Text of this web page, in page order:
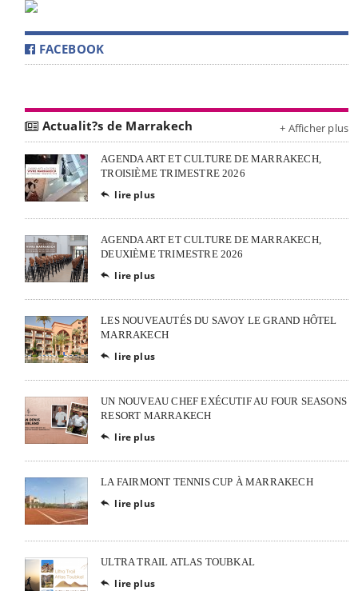
FACEBOOK
Actualit?s de Marrakech + Afficher plus
AGENDA ART ET CULTURE DE MARRAKECH,
TROISIÈME TRIMESTRE 2026
 lire plus
AGENDA ART ET CULTURE DE MARRAKECH,
DEUXIÈME TRIMESTRE 2026
 lire plus
LES NOUVEAUTÉS DU SAVOY LE GRAND HÔTEL
MARRAKECH
 lire plus
UN NOUVEAU CHEF EXÉCUTIF AU FOUR SEASONS
RESORT MARRAKECH
 lire plus
LA FAIRMONT TENNIS CUP À MARRAKECH
 lire plus
ULTRA TRAIL ATLAS TOUBKAL
 lire plus